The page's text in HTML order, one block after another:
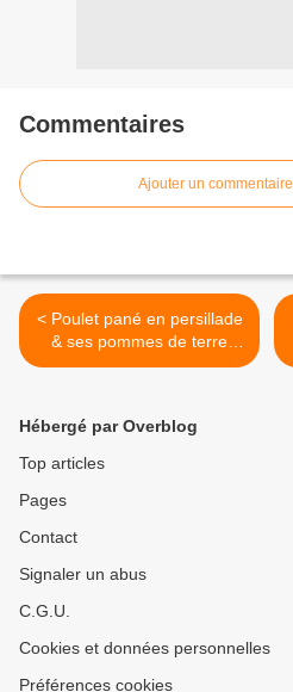
Commentaires
Ajouter un commentaire
< Poulet pané en persillade
& ses pommes de terre
rissolées
Hébergé par Overblog
Top articles
Pages
Contact
Signaler un abus
C.G.U.
Cookies et données personnelles
Préférences cookies